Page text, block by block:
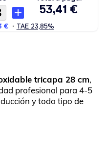
tricapa 28 cm,
profesional para 4-5
y todo tipo de